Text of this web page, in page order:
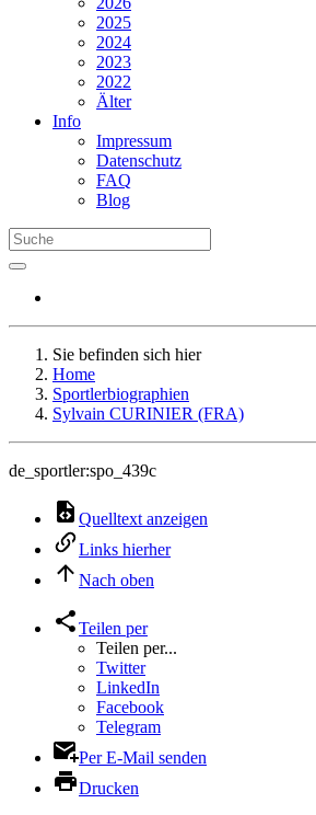
2025
2024
2023
2022
Älter
Info
Impressum
Datenschutz
FAQ
Blog
Sie befinden sich hier
Home
Sportlerbiographien
Sylvain CURINIER (FRA)
de_sportler:spo_439c
Quelltext anzeigen
Links hierher
Nach oben
Teilen per
Teilen per...
Twitter
LinkedIn
Facebook
Telegram
Per E-Mail senden
Drucken